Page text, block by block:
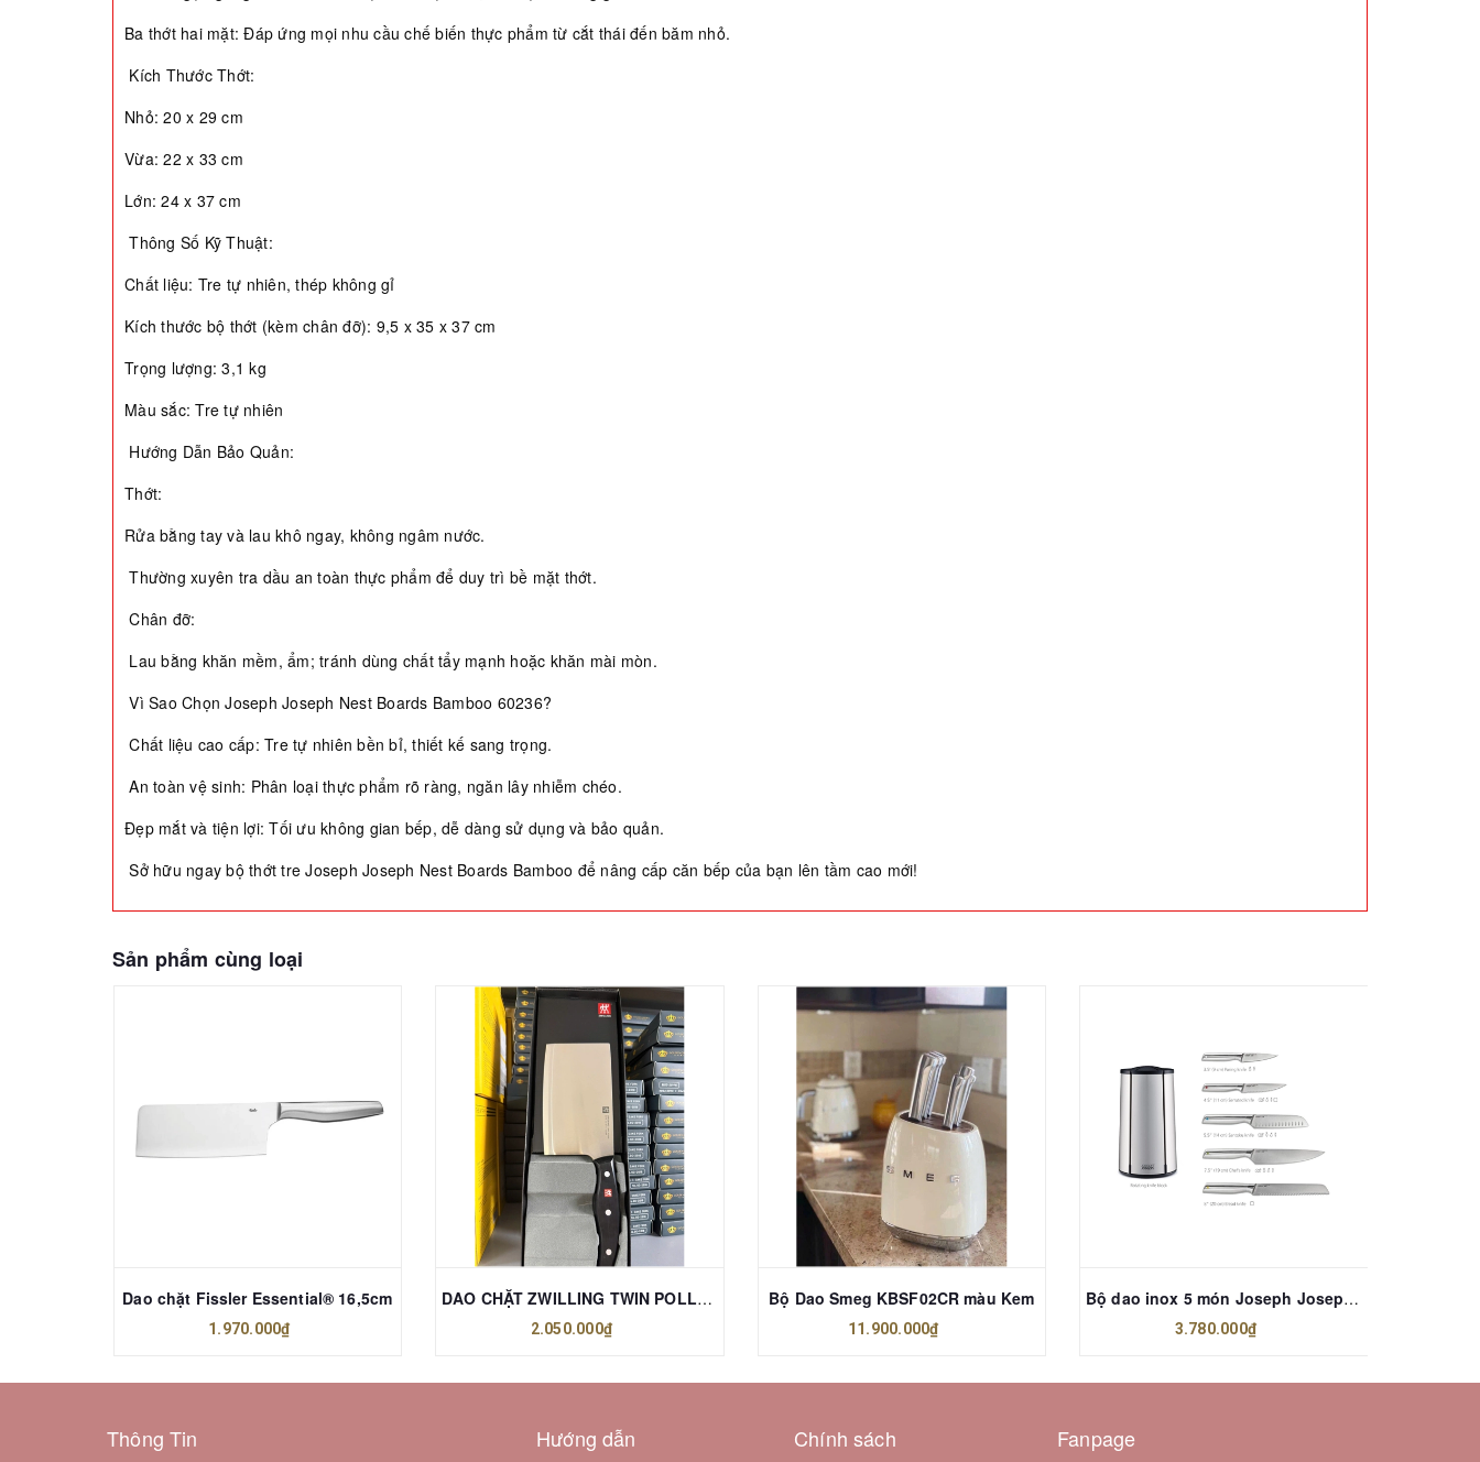
Ba thớt hai mặt: Đáp ứng mọi nhu cầu chế biến thực phẩm từ cắt thái đến băm nhỏ.
Kích Thước Thớt:
Nhỏ: 20 x 29 cm
Vừa: 22 x 33 cm
Lớn: 24 x 37 cm
Thông Số Kỹ Thuật:
Chất liệu: Tre tự nhiên, thép không gỉ
Kích thước bộ thớt (kèm chân đỡ): 9,5 x 35 x 37 cm
Trọng lượng: 3,1 kg
Màu sắc: Tre tự nhiên
Hướng Dẫn Bảo Quản:
Thớt:
Rửa bằng tay và lau khô ngay, không ngâm nước.
Thường xuyên tra dầu an toàn thực phẩm để duy trì bề mặt thớt.
Chân đỡ:
Lau bằng khăn mềm, ẩm; tránh dùng chất tẩy mạnh hoặc khăn mài mòn.
Vì Sao Chọn Joseph Joseph Nest Boards Bamboo 60236?
Chất liệu cao cấp: Tre tự nhiên bền bỉ, thiết kế sang trọng.
An toàn vệ sinh: Phân loại thực phẩm rõ ràng, ngăn lây nhiễm chéo.
Đẹp mắt và tiện lợi: Tối ưu không gian bếp, dễ dàng sử dụng và bảo quản.
Sở hữu ngay bộ thớt tre Joseph Joseph Nest Boards Bamboo để nâng cấp căn bếp của bạn lên tầm cao mới!
Sản phẩm cùng loại
Dao chặt Fissler Essential® 16,5cm
1.970.000₫
DAO CHẶT ZWILLING TWIN POLLUX BẢN TO 17 CM
2.050.000₫
Bộ Dao Smeg KBSF02CR màu Kem
11.900.000₫
Bộ dao inox 5 món Joseph Joseph 10546
3.780.000₫
Thông Tin Hướng dẫn Chính sách Fanpage